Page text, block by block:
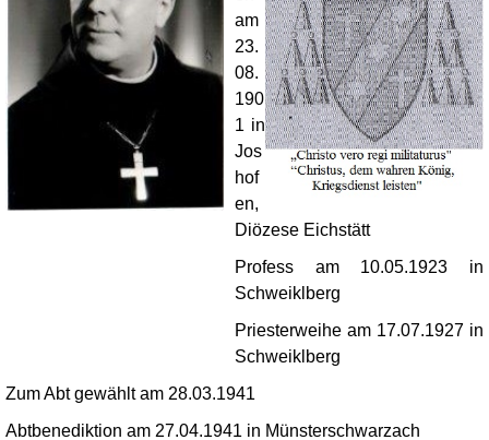
am
23.
08.
190
1 in
Jos
hof
en,
Diözese Eichstätt
Profess am 10.05.1923 in
Schweiklberg
Priesterweihe am 17.07.1927 in
Schweiklberg
Zum Abt gewählt am 28.03.1941
Abtbenediktion am 27.04.1941 in Münsterschwarzach